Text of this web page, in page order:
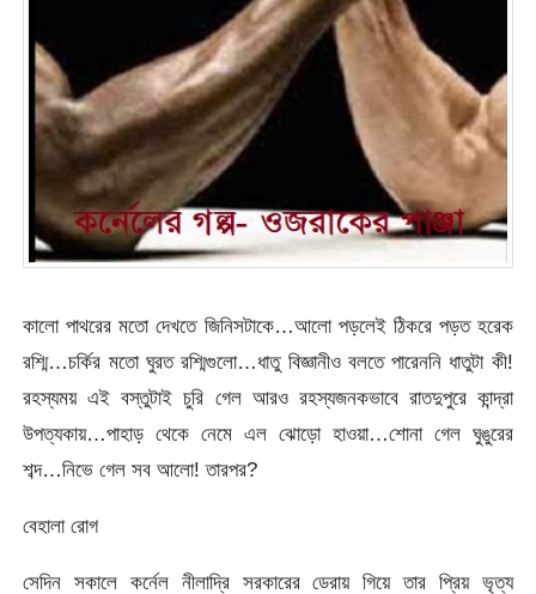
কালো পাথরের মতো দেখতে জিনিসটাকে…আলো পড়লেই ঠিকরে পড়ত হরেক
রশ্মি…চর্কির মতো ঘুরত রশ্মিগুলো…ধাতু বিজ্ঞানীও বলতে পারেননি ধাতুটা কী!
রহস্যময় এই বস্তুটাই চুরি গেল আরও রহস্যজনকভাবে রাতদুপুরে কান্দ্রা
উপত্যকায়…পাহাড় থেকে নেমে এল ঝোড়ো হাওয়া…শোনা গেল ঘুঙুরের
শব্দ…নিভে গেল সব আলো! তারপর?
বেহালা রোগ
সেদিন সকালে কর্নেল নীলাদ্রি সরকারের ডেরায় গিয়ে তার প্রিয় ভৃত্য